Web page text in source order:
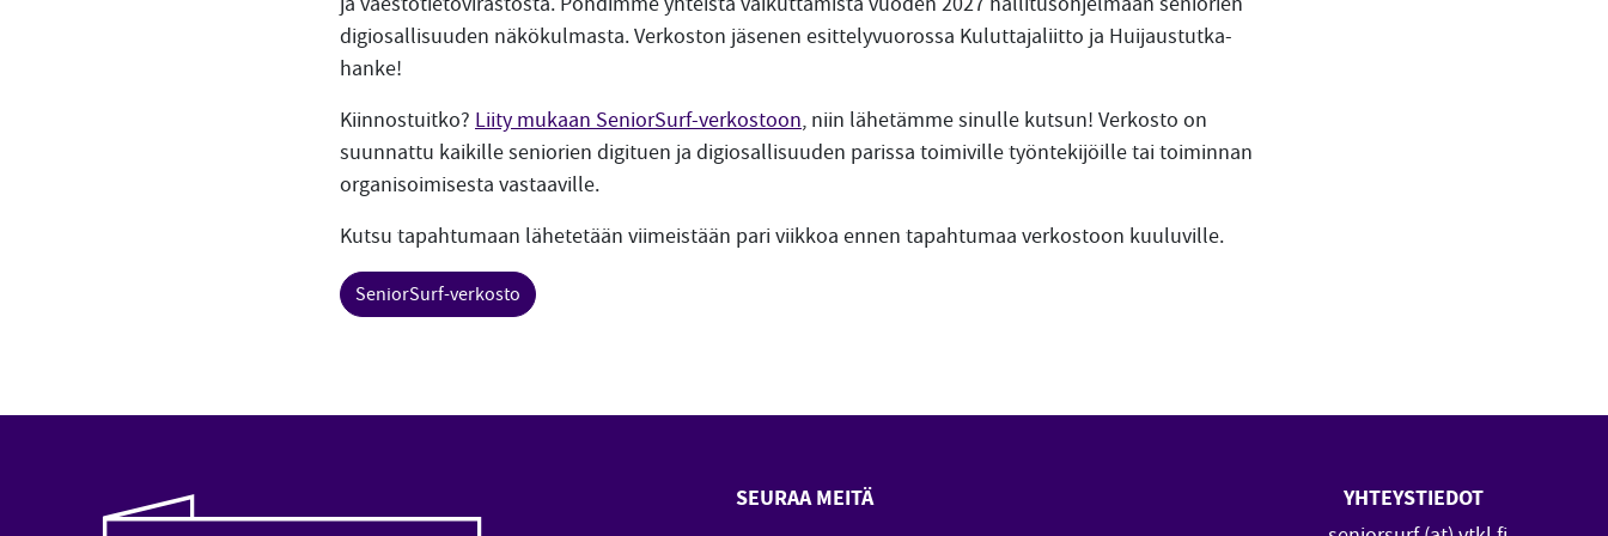
digiosallisuuden näkökulmasta. Verkoston jäsenen esittelyvuorossa Kuluttajaliitto ja Huijaustutka-
hanke!
Kiinnostuitko? Liity mukaan SeniorSurf-verkostoon, niin lähetämme sinulle kutsun! Verkosto on
suunnattu kaikille seniorien digituen ja digiosallisuuden parissa toimiville työntekijöille tai toiminnan
organisoimisesta vastaaville.
Kutsu tapahtumaan lähetetään viimeistään pari viikkoa ennen tapahtumaa verkostoon kuuluville.
SeniorSurf-verkosto
SEURAA MEITÄ
YHTEYSTIEDOT